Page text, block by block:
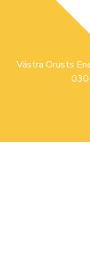
Västra Orusts